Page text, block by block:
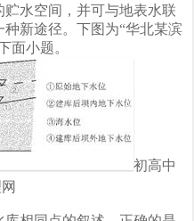
水空间，并可与地表水联
新途径。下图为“华北某滨
面小题。
初高中